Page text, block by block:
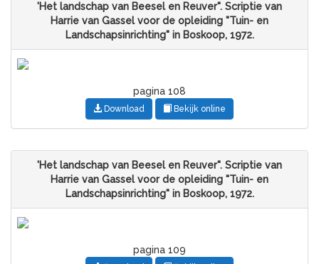
'Het landschap van Beesel en Reuver". Scriptie van
Harrie van Gassel voor de opleiding "Tuin- en
Landschapsinrichting" in Boskoop, 1972.
pagina 108
Download Bekijk online
'Het landschap van Beesel en Reuver". Scriptie van
Harrie van Gassel voor de opleiding "Tuin- en
Landschapsinrichting" in Boskoop, 1972.
pagina 109